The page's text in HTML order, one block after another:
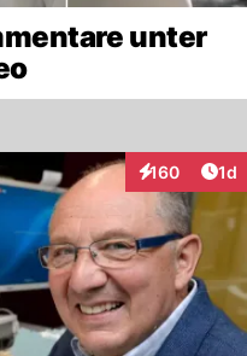
unter
160
Interaktionen
1d